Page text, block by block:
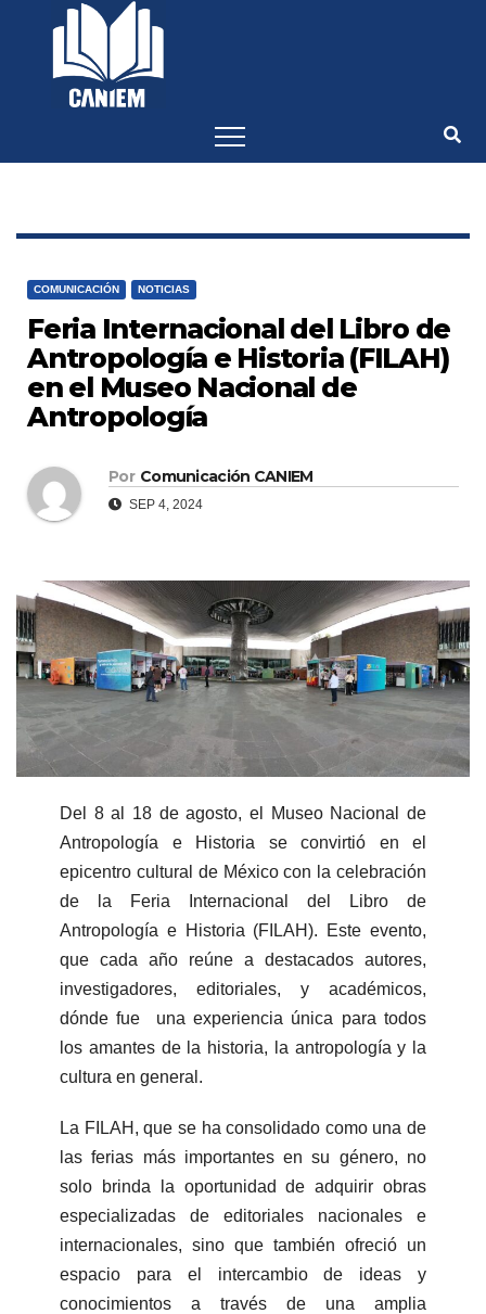
COMUNICACIÓN NOTICIAS
Feria Internacional del Libro de
Antropología e Historia (FILAH)
en el Museo Nacional de
Antropología
Por Comunicación CANIEM
SEP 4, 2024
Del 8 al 18 de agosto, el Museo Nacional de
Antropología e Historia se convirtió en el
epicentro cultural de México con la celebración
de la Feria Internacional del Libro de
Antropología e Historia (FILAH). Este evento,
que cada año reúne a destacados autores,
investigadores, editoriales, y académicos,
dónde fue una experiencia única para todos
los amantes de la historia, la antropología y la
cultura en general.
La FILAH, que se ha consolidado como una de
las ferias más importantes en su género, no
solo brinda la oportunidad de adquirir obras
especializadas de editoriales nacionales e
internacionales, sino que también ofreció un
espacio para el intercambio de ideas y
conocimientos a través de una amplia